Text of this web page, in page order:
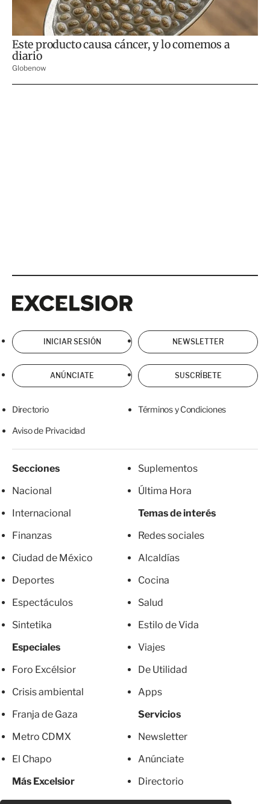
INICIAR SESIÓN NEWSLETTER
ANÚNCIATE SUSCRÍBETE
Directorio Términos y Condiciones
Aviso de Privacidad
Secciones
Nacional
Internacional
Finanzas
Ciudad de México
Deportes
Espectáculos
Sintetika
Especiales
Foro Excélsior
Crisis ambiental
Franja de Gaza
Metro CDMX
El Chapo
Más Excelsior
Suplementos
Última Hora
Temas de interés
Redes sociales
Alcaldías
Cocina
Salud
Estilo de Vida
Viajes
De Utilidad
Apps
Servicios
Newsletter
Anúnciate
Directorio